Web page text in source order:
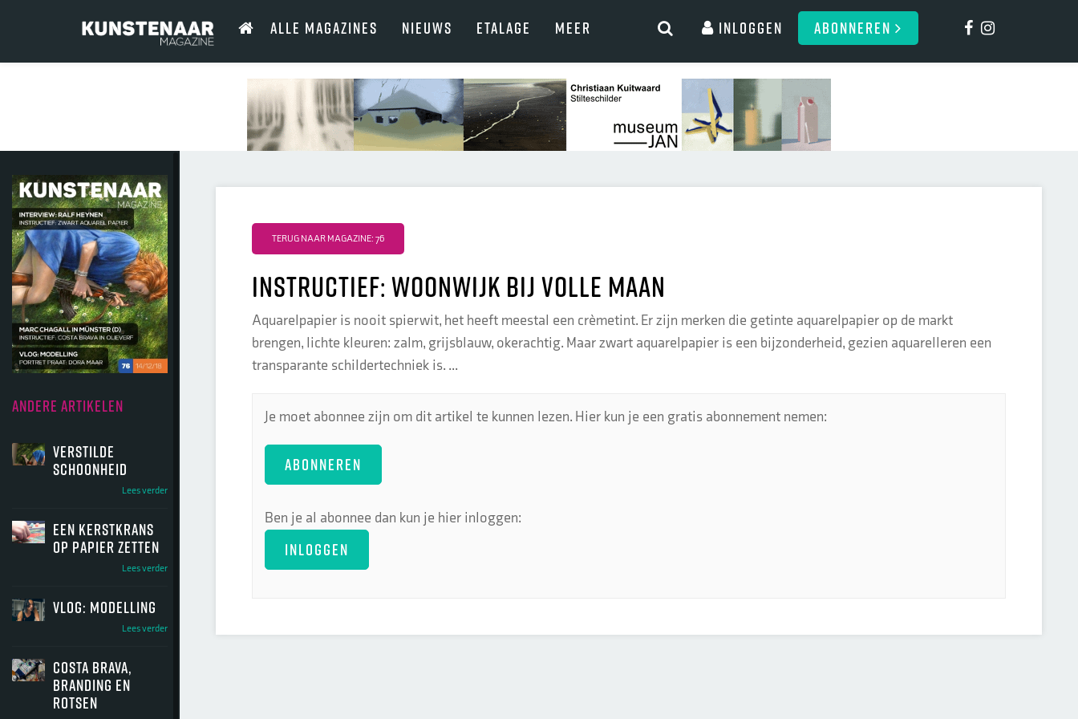
ALLE MAGAZINES NIEUWS ETALAGE MEER Inloggen ABONNEREN
ANDERE ARTIKELEN
Verstilde
schoonheid
Lees verder
Een kerstkrans
op papier zetten
Lees verder
Vlog: modelling
Lees verder
Costa Brava,
branding en
rotsen
TERUG NAAR MAGAZINE: 76
instructief: woonwijk bij volle maan
Aquarelpapier is nooit spierwit, het heeft meestal een crèmetint. Er zijn merken die getinte aquarelpapier op de markt
brengen, lichte kleuren: zalm, grijsblauw, okerachtig. Maar zwart aquarelpapier is een bijzonderheid, gezien aquarelleren een
transparante schildertechniek is. ...
Je moet abonnee zijn om dit artikel te kunnen lezen. Hier kun je een gratis abonnement nemen:
ABONNEREN
Ben je al abonnee dan kun je hier inloggen:
INLOGGEN